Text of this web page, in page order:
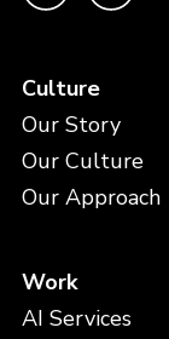
Culture
Our Story
Our Culture
Our Approach
Work
AI Services